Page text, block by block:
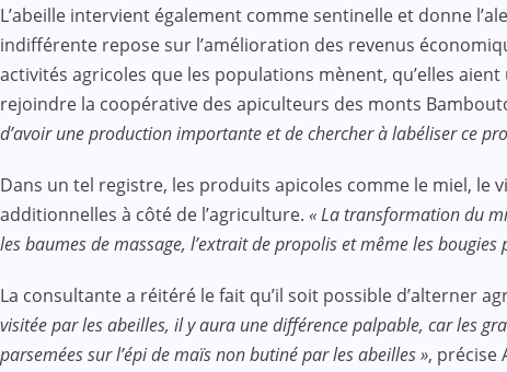
L’abeille intervient également comme sentinelle et donne
indifférente repose sur l’amélioration des revenus
activités agricoles que les populations mènent, qu’elles
rejoindre la coopérative des apiculteurs des monts
d’avoir une production importante et de chercher à labéliser ce
Dans un tel registre, les produits apicoles comme le miel, le
additionnelles à côté de l’agriculture. « La transformation du
les baumes de massage, l’extrait de propolis et même les
La consultante a réitéré le fait qu’il soit possible d’alterner
visitée par les abeilles, il y aura une différence palpable, car les
parsemées sur l’épi de maïs non butiné par les abeilles », précise